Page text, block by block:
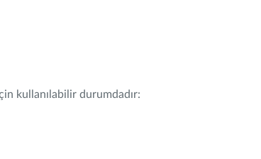
kullanılabilir durumdadır: